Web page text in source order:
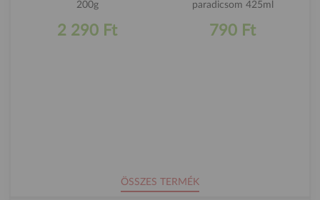
200g
2 290 Ft
paradicsom 425ml
790 Ft
ÖSSZES TERMÉK